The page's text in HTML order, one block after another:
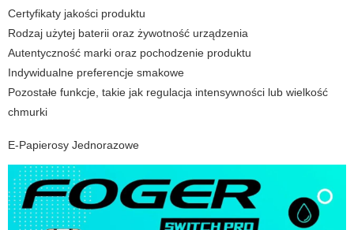
Certyfikaty jakości produktu
Rodzaj użytej baterii oraz żywotność urządzenia
Autentyczność marki oraz pochodzenie produktu
Indywidualne preferencje smakowe
Pozostałe funkcje, takie jak regulacja intensywności lub wielkość
chmurki
E-Papierosy Jednorazowe